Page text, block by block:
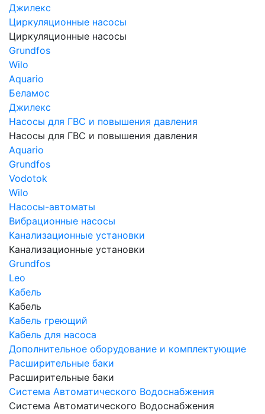
Джилекс
Циркуляционные насосы
Циркуляционные насосы
Grundfos
Wilo
Aquario
Беламос
Джилекс
Насосы для ГВС и повышения давления
Насосы для ГВС и повышения давления
Aquario
Grundfos
Vodotok
Wilo
Насосы-автоматы
Вибрационные насосы
Канализационные установки
Канализационные установки
Grundfos
Leo
Кабель
Кабель
Кабель греющий
Кабель для насоса
Дополнительное оборудование и комплектующие
Расширительные баки
Расширительные баки
Система Автоматического Водоснабжения
Система Автоматического Водоснабжения